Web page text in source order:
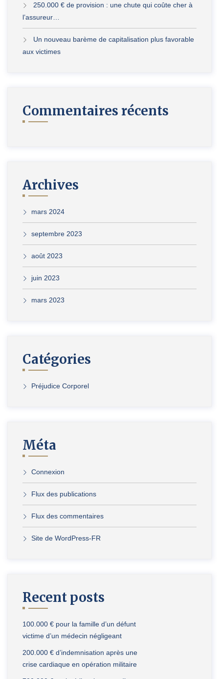
250.000 € de provision : une chute qui coûte cher à
l’assureur…
Un nouveau barème de capitalisation plus favorable
aux victimes
Commentaires récents
Archives
mars 2024
septembre 2023
août 2023
juin 2023
mars 2023
Catégories
Préjudice Corporel
Méta
Connexion
Flux des publications
Flux des commentaires
Site de WordPress-FR
Recent posts
100.000 € pour la famille d’un défunt
victime d’un médecin négligeant
200.000 € d’indemnisation après une
crise cardiaque en opération militaire